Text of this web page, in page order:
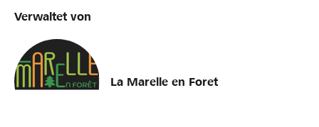
Verwaltet von
La Marelle en Foret